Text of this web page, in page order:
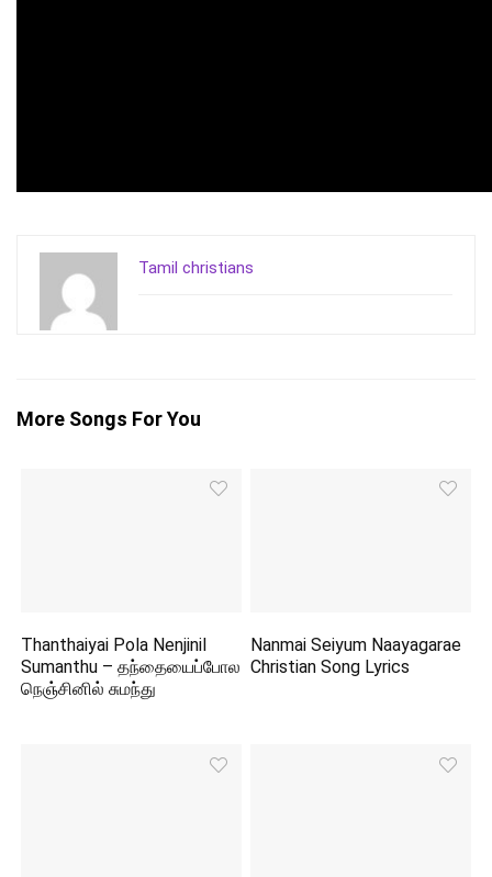
Tamil christians
More Songs For You
Thanthaiyai Pola Nenjinil
Sumanthu – தந்தையைப்போல
நெஞ்சினில் சுமந்து
Nanmai Seiyum Naayagarae
Christian Song Lyrics